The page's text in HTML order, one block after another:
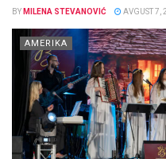
BY MILENA STEVANOVIĆ AVGUST 7,
AMERIKA